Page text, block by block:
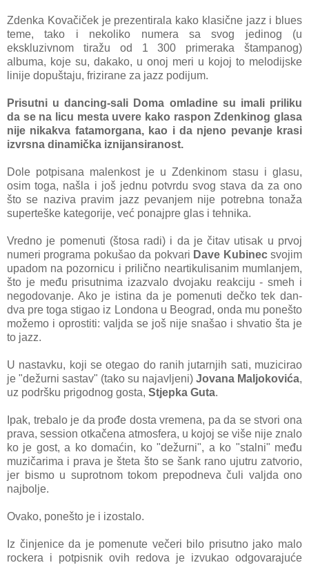
Zdenka Kovačiček je prezentirala kako klasične jazz i blues
teme, tako i nekoliko numera sa svog jedinog (u
ekskluzivnom tiražu od 1 300 primeraka štampanog)
albuma, koje su, dakako, u onoj meri u kojoj to melodijske
linije dopuštaju, frizirane za jazz podijum.
Prisutni u dancing-sali Doma omladine su imali priliku
da se na licu mesta uvere kako raspon Zdenkinog glasa
nije nikakva fatamorgana, kao i da njeno pevanje krasi
izvrsna dinamička iznijansiranost.
Dole potpisana malenkost je u Zdenkinom stasu i glasu,
osim toga, našla i još jednu potvrdu svog stava da za ono
što se naziva pravim jazz pevanjem nije potrebna tonaža
superteške kategorije, već ponajpre glas i tehnika.
Vredno je pomenuti (štosa radi) i da je čitav utisak u prvoj
numeri programa pokušao da pokvari Dave Kubinecsvojim
upadom na pozornicu i prilično neartikulisanim mumlanjem,
što je među prisutnima izazvalo dvojaku reakciju - smeh i
negodovanje. Ako je istina da je pomenuti dečko tek dan-
dva pre toga stigao iz Londona u Beograd, onda mu ponešto
možemo i oprostiti: valjda se još nije snašao i shvatio šta je
to jazz.
U nastavku, koji se otegao do ranih jutarnjih sati, muzicirao
je "dežurni sastav" (tako su najavljeni) Jovana Maljokovića,
uz podršku prigodnog gosta, Stjepka Guta.
Ipak, trebalo je da prođe dosta vremena, pa da se stvori ona
prava, session otkačena atmosfera, u kojoj se više nije znalo
ko je gost, a ko domaćin, ko "dežurni", a ko "stalni" među
muzičarima i prava je šteta što se šank rano ujutru zatvorio,
jer bismo u suprotnom tokom prepodneva čuli valjda ono
najbolje.
Ovako, ponešto je i izostalo.
Iz činjenice da je pomenute večeri bilo prisutno jako malo
rockera i potpisnik ovih redova je izvukao odgovarajuće